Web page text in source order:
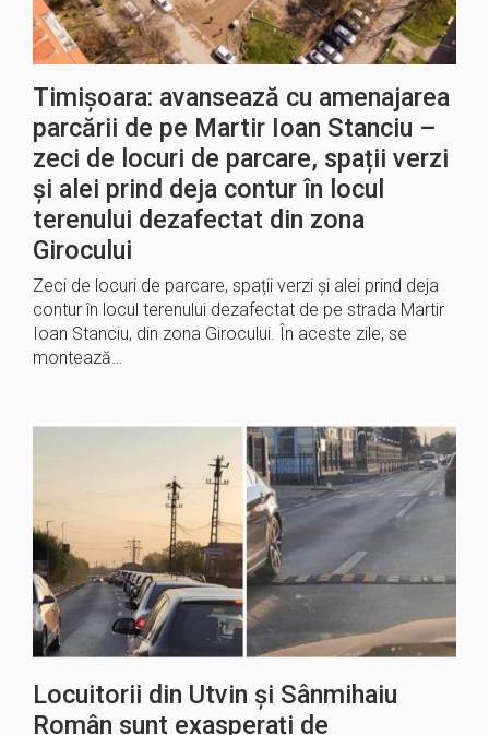
Timișoara: avansează cu amenajarea
parcării de pe Martir Ioan Stanciu –
zeci de locuri de parcare, spații verzi
și alei prind deja contur în locul
terenului dezafectat din zona
Girocului
Zeci de locuri de parcare, spații verzi și alei prind deja
contur în locul terenului dezafectat de pe strada Martir
Ioan Stanciu, din zona Girocului. În aceste zile, se
montează…
Locuitorii din Utvin și Sânmihaiu
Român sunt exasperați de